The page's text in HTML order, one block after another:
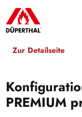
Zur Detailseite
PREMIUM